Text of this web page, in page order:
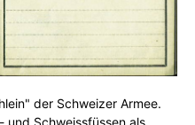
der Schweizer Armee.
und Schweissfüssen als